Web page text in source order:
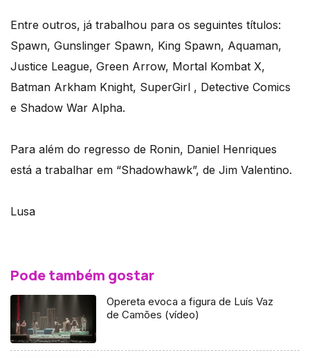
Entre outros, já trabalhou para os seguintes títulos:
Spawn, Gunslinger Spawn, King Spawn, Aquaman,
Justice League, Green Arrow, Mortal Kombat X,
Batman Arkham Knight, SuperGirl , Detective Comics
e Shadow War Alpha.
Para além do regresso de Ronin, Daniel Henriques
está a trabalhar em “Shadowhawk”, de Jim Valentino.
Lusa
Pode também gostar
Opereta evoca a figura de Luís Vaz
de Camões (vídeo)